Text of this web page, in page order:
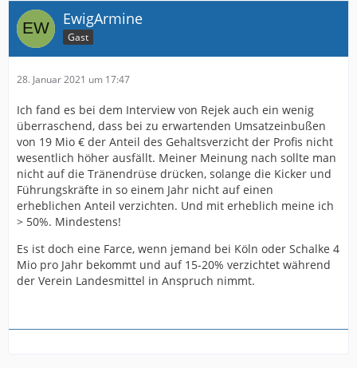
EwigArmine
Gast
28. Januar 2021 um 17:47
Ich fand es bei dem Interview von Rejek auch ein wenig
überraschend, dass bei zu erwartenden Umsatzeinbußen
von 19 Mio € der Anteil des Gehaltsverzicht der Profis nicht
wesentlich höher ausfällt. Meiner Meinung nach sollte man
nicht auf die Tränendrüse drücken, solange die Kicker und
Führungskräfte in so einem Jahr nicht auf einen
erheblichen Anteil verzichten. Und mit erheblich meine ich
> 50%. Mindestens!
Es ist doch eine Farce, wenn jemand bei Köln oder Schalke 4
Mio pro Jahr bekommt und auf 15-20% verzichtet während
der Verein Landesmittel in Anspruch nimmt.